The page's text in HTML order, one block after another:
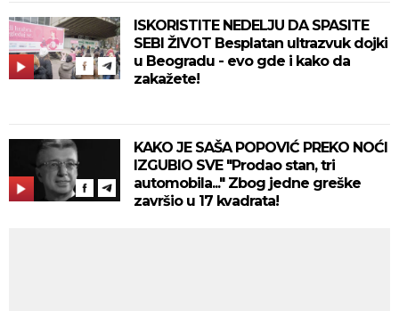
ISKORISTITE NEDELJU DA SPASITE
SEBI ŽIVOT Besplatan ultrazvuk dojki
u Beogradu - evo gde i kako da
zakažete!
KAKO JE SAŠA POPOVIĆ PREKO NOĆI
IZGUBIO SVE "Prodao stan, tri
automobila..." Zbog jedne greške
završio u 17 kvadrata!